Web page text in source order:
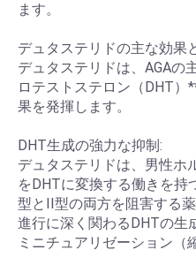
ます。
デュタステリドの主な効果
デュタステリドは、AGAの
ロテストステロン（DHT
果を発揮します。
DHT生成の強力な抑制:
デュタステリドは、男性ホ
をDHTに変換する働きを持
型とII型の両方を阻害する
進行に深く関わるDHTの生
ミニチュアリゼーション（